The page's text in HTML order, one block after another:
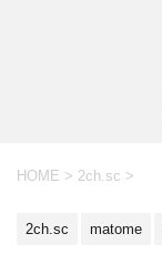
HOME > 2ch.sc >
2ch.sc matome